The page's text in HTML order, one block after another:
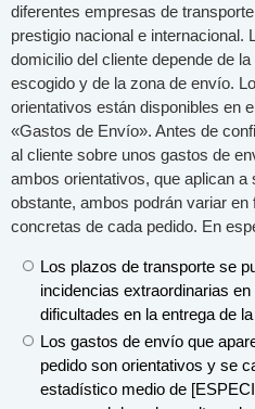
diferentes empresas de
prestigio nacional e internacional.
domicilio del cliente depende de
escogido y de la zona de envío.
orientativos están disponibles en
«Gastos de Envío». Antes de
al cliente sobre unos gastos de
ambos orientativos, que aplican a
obstante, ambos podrán variar
concretas de cada pedido. En
Los plazos de transporte se
incidencias extraordinarias
dificultades en la entrega de
Los gastos de envío que
pedido son orientativos y se
estadístico medio de